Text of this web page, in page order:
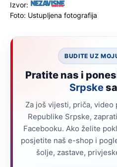
Izvor:
Foto: Ustupljena fotografija
BUDITE UZ
Pratite nas i
Srpske
Za još vijesti, priča,
Republike Srpske,
Facebooku. Ako želite
posjetite naš e-shop i
šolje, zastave,